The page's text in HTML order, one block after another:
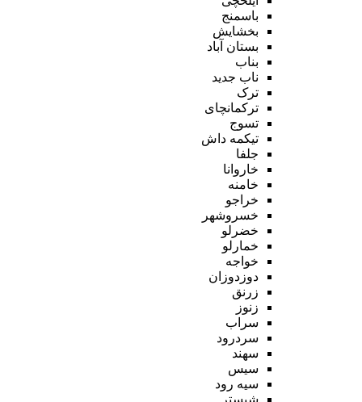
باسمنج
بخشایش
بستان آباد
بناب
ناب جدید
ترک
ترکمانچای
تسوج
تیکمه داش
جلفا
خاروانا
خامنه
خراجو
خسروشهر
خضرلو
خمارلو
خواجه
دوزدوزان
زرنق
زنوز
سراب
سردرود
سهند
سیس
سیه رود
شبستر